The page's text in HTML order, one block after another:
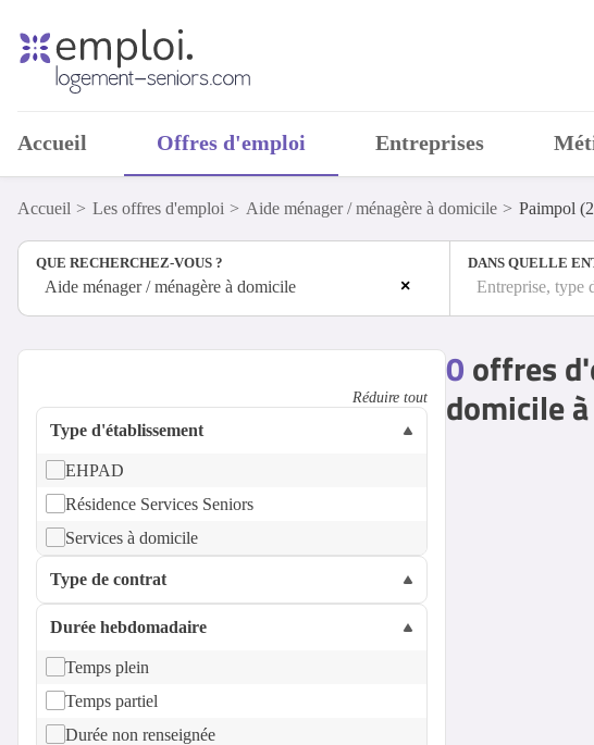
Accueil Offres d'emploi Entreprises
Accueil Les offres d'emploi Aide ménager / ménagère à domicile Paimpol
QUE RECHERCHEZ-VOUS ?
×
Aide ménager / ménagère à domicile
DANS QUELLE
Entreprise, type
0offres
domicile
Réduire tout
Type d'établissement
EHPAD
Résidence Services Seniors
Services à domicile
Type de contrat
Durée hebdomadaire
Temps plein
Temps partiel
Durée non renseignée